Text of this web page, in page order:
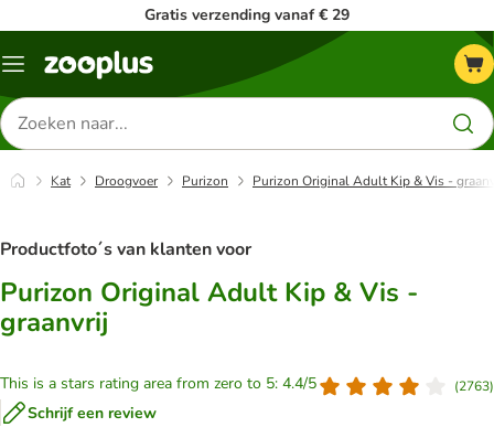
Gratis verzending vanaf € 29
Menu
Zoeken
naar
producten
Kat Droogvoer Purizon Purizon Original Adult Kip & Vis -
Productfoto´s van klanten voor
Purizon Original Adult Kip & Vis -
graanvrij
This is a stars rating area from zero to 5: 4.4/5 (2763)
Schrijf een review